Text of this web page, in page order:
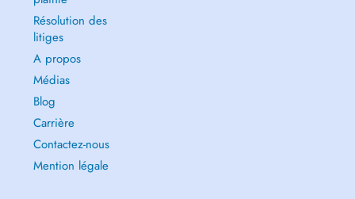
Résolution des
litiges
A propos
Médias
Blog
Carrière
Contactez-nous
Mention légale